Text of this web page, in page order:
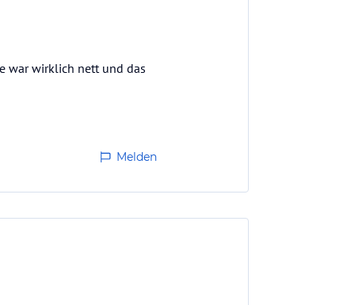
war wirklich nett und das
Melden